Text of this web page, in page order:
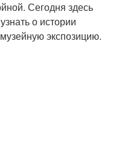
Сегодня здесь
о истории
экспозицию.